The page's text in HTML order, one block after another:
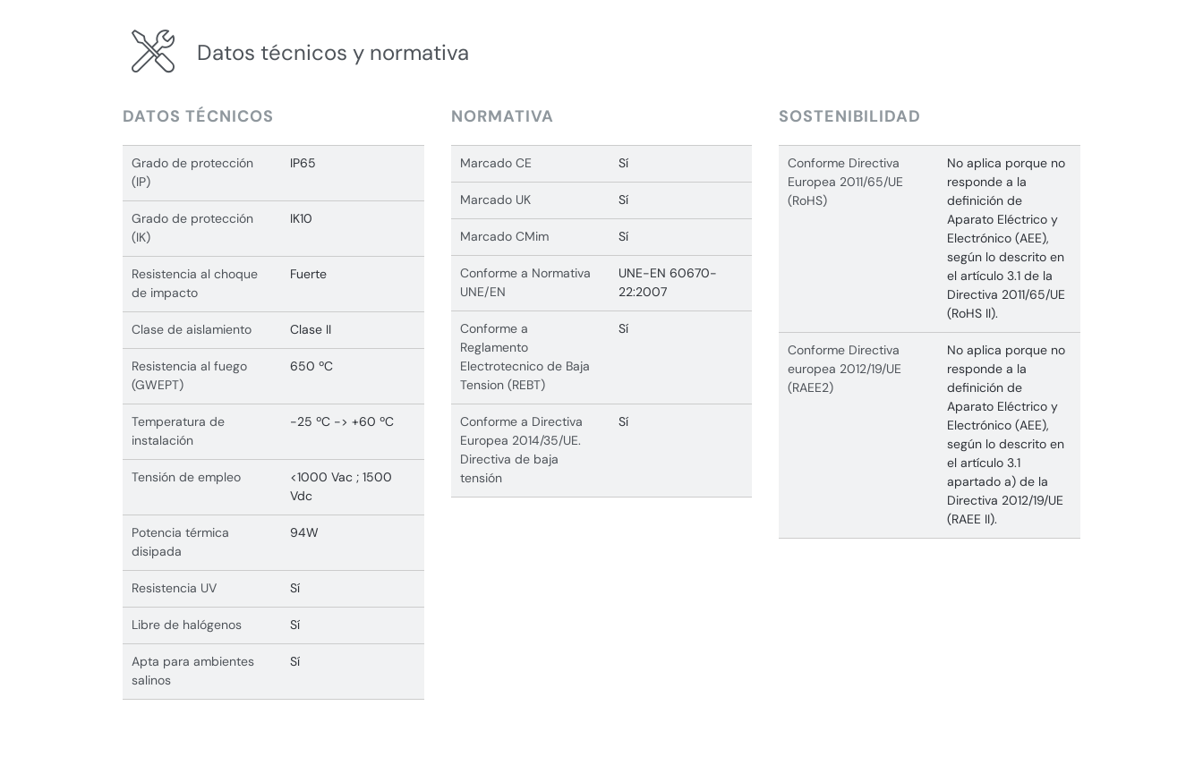
Datos técnicos y normativa
DATOS TÉCNICOS
Grado de protección
(IP)
IP65
Grado de protección
(IK)
IK10
Resistencia al choque
de impacto
Fuerte
Clase de aislamiento Clase II
Resistencia al fuego
(GWEPT)
650 ºC
Temperatura de
instalación
-25 ºC -> +60 ºC
Tensión de empleo
<1000 Vac ; 1500
Vdc
Potencia térmica
disipada
94W
Resistencia UV Sí
Libre de halógenos Sí
Apta para ambientes
salinos
Sí
NORMATIVA
Marcado CE Sí
Marcado UK Sí
Marcado CMim Sí
Conforme a Normativa
UNE/EN
UNE-EN 60670-
22:2007
Conforme a
Reglamento
Electrotecnico de Baja
Tension (REBT)
Sí
Conforme a Directiva
Europea 2014/35/UE.
Directiva de baja
tensión
Sí
SOSTENIBILIDAD
Conforme Directiva
Europea 2011/65/UE
(RoHS)
No aplica porque no
responde a la
definición de
Aparato Eléctrico y
Electrónico (AEE),
según lo descrito en
el artículo 3.1 de la
Directiva 2011/65/UE
(RoHS II).
Conforme Directiva
europea 2012/19/UE
(RAEE2)
No aplica porque no
responde a la
definición de
Aparato Eléctrico y
Electrónico (AEE),
según lo descrito en
el artículo 3.1
apartado a) de la
Directiva 2012/19/UE
(RAEE II).